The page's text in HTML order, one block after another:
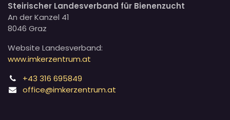
Steirischer Landesverband für Bienenzucht
An der Kanzel 41
8046 Graz
Website Landesverband:
www.imkerzentrum.at
+43 316 695849
office@imkerzentrum.at